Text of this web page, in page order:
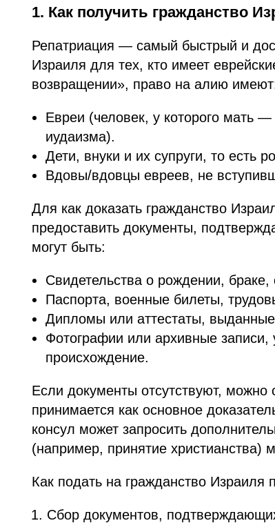
1. Как получить гражданство
Репатриация — самый быстрый и
Израиля для тех, кто имеет
возвращении», право на алию
Евреи (человек, у которого мать
иудаизма).
Дети, внуки и их супруги, то есть
Вдовы/вдовцы евреев, не
Для как доказать гражданство
предоставить документы,
могут быть:
Свидетельства о рождении, браке,
Паспорта, военные билеты,
Дипломы или аттестаты,
Фотографии или архивные
происхождение.
Если документы отсутствуют, можно
принимается как основное
консул может запросить
(например, принятие христианства)
Как подать на гражданство Израиля
Сбор документов,